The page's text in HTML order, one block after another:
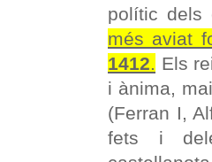
polític dels
més aviat
1412
Els
i ànima,
(Ferran I,
fets i